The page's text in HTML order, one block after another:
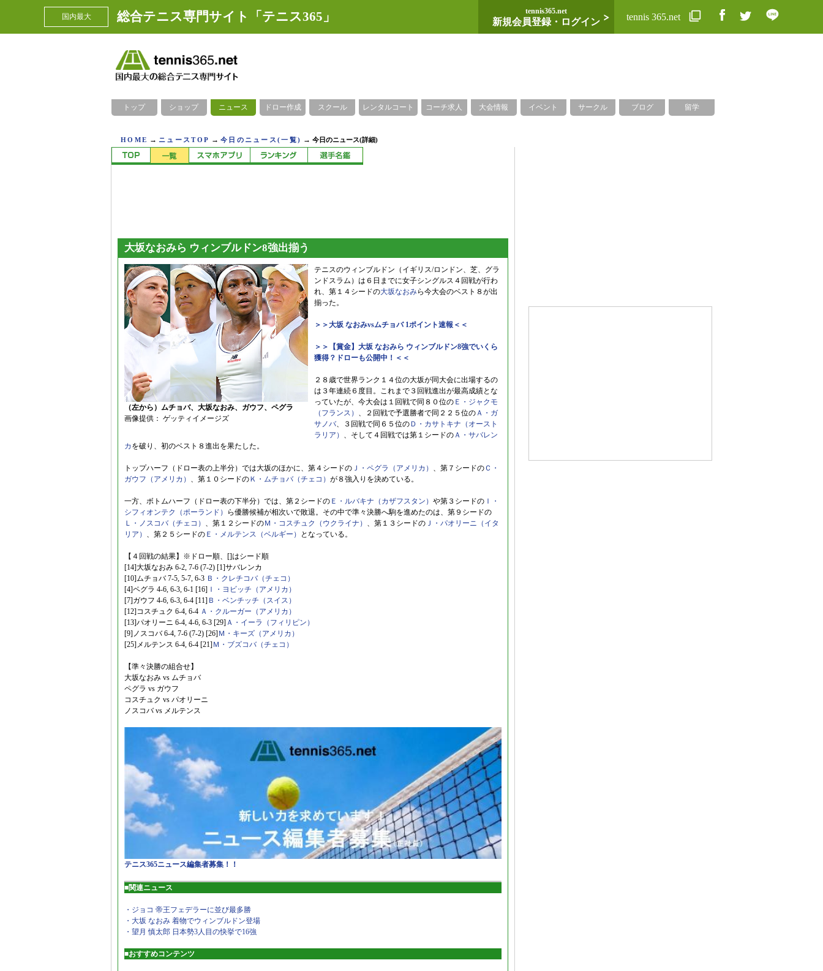
国内最大 総合テニス専門サイト「テニス365」 tennis365.net
新規会員登録・ログイン tennis 365.net
トップ ショップ ニュース ドロー作成 スクール レンタルコート コーチ求人 大会情報 イベント サークル ブログ 留学
HOME → ニュースTOP →今日のニュース(一覧) →今日のニュース(詳細)
大坂なおみら ウィンブルドン8強出揃う
（左から）ムチョバ、大坂なおみ、ガウフ、ペグラ
画像提供： ゲッティイメージズ
テニスのウィンブルドン（イギリス/ロンドン、芝、グラ
ンドスラム）は６日までに女子シングルス４回戦が行わ
れ、第１４シードの大坂なおみら今大会のベスト８が出
揃った。
＞＞大坂 なおみvsムチョバ 1ポイント速報＜＜
＞＞【賞金】大坂 なおみら ウィンブルドン8強でいくら
獲得？ドローも公開中！＜＜
２８歳で世界ランク１４位の大坂が同大会に出場するの
は３年連続６度目。これまで３回戦進出が最高成績とな
っていたが、今大会は１回戦で同８０位の Ｅ・ジャクモ
（フランス） 、２回戦で予選勝者で同２２５位のＡ・ガ
サノバ、３回戦で同６５位のＤ・カサトキナ（オースト
ラリア） 、そして４回戦では第１シードのＡ・サバレン
カ を破り、初のベスト８進出を果たした。
トップハーフ（ドロー表の上半分）では大坂のほかに、第４シードの Ｊ・ペグラ（アメリカ） 、第７シードのＣ・
ガウフ（アメリカ） 、第１０シードのＫ・ムチョバ（チェコ） が８強入りを決めている。
一方、ボトムハーフ（ドロー表の下半分）では、第２シードの Ｅ・ルバキナ（カザフスタン） や第３シードの Ｉ・
シフィオンテク（ポーランド）
ら優勝候補が相次いで敗退。その中で準々決勝へ駒を進めたのは、第９シードの
Ｌ・ノスコバ（チェコ） 、第１２シードのＭ・コスチュク（ウクライナ） 、第１３シードの Ｊ・パオリーニ（イタ
リア） 、第２５シードの Ｅ・メルテンス（ベルギー） となっている。
【４回戦の結果】※ドロー順、[]はシード順
[14]大坂なおみ 6-2, 7-6 (7-2) [1]サバレンカ
[10]ムチョバ 7-5, 5-7, 6-3 Ｂ・クレチコバ（チェコ）
[4]ペグラ 4-6, 6-3, 6-1 [16] Ｉ・ヨビッチ（アメリカ）
[7]ガウフ 4-6, 6-3, 6-4 [11] Ｂ・ベンチッチ（スイス）
[12]コスチュク 6-4, 6-4 Ａ・クルーガー（アメリカ）
[13]パオリーニ 6-4, 4-6, 6-3 [29] Ａ・イーラ（フィリピン）
[9]ノスコバ 6-4, 7-6 (7-2) [26] Ｍ・キーズ（アメリカ）
[25]メルテンス 6-4, 6-4 [21] Ｍ・ブズコバ（チェコ）
【準々決勝の組合せ】
大坂なおみ vs ムチョバ
ペグラ vs ガウフ
コスチュク vs パオリーニ
ノスコバ vs メルテンス
テニス365ニュース編集者募集！！
■関連ニュース
・ジョコ 帝王フェデラーに並び最多勝
・大坂 なおみ 着物でウィンブルドン登場
・望月 慎太郎 日本勢3人目の快挙で16強
■おすすめコンテンツ